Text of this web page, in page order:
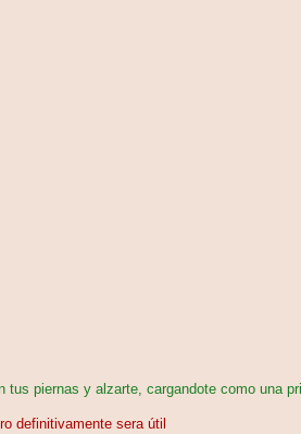
piernas y alzarte, cargandote como una
definitivamente sera útil